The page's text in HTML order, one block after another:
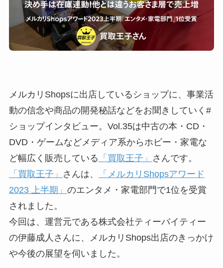
メルカリShopsに出店しているショップに、事業活
動の信念や商品の開発秘話などをお聞きしていく#
ショップインタビュー。Vol.35は​​中古の本・CD・
DVD・ゲームなどメディア系からホビー・家電な
ど幅広く販売している 「買取王子」 さんです。
「買取王子」 さんは、
「メルカリShopsアワード
2023 上半期」 のエンタメ・家電部門で1位を受賞
されました。
今回は、運営元である株式会社ティーバイティー
の伊藤成人さんに、メルカリShops出店のきっかけ
や今後の展望を伺いました。